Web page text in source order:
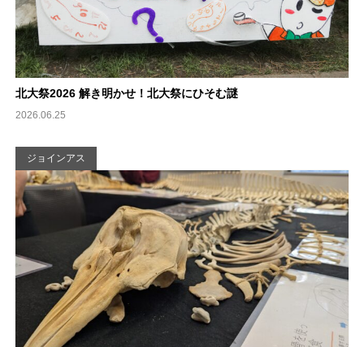
北大祭2026 解き明かせ！北大祭にひそむ謎
2026.06.25
ジョインアス